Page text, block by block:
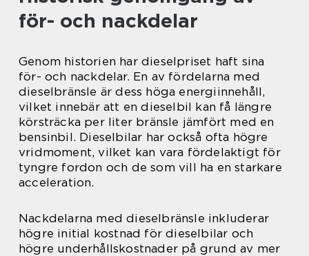
för- och nackdelar
Genom historien har dieselpriset haft sina
för- och nackdelar. En av fördelarna med
dieselbränsle är dess höga energiinnehåll,
vilket innebär att en dieselbil kan få längre
körsträcka per liter bränsle jämfört med en
bensinbil. Dieselbilar har också ofta högre
vridmoment, vilket kan vara fördelaktigt för
tyngre fordon och de som vill ha en starkare
acceleration.
Nackdelarna med dieselbränsle inkluderar
högre initial kostnad för dieselbilar och
högre underhållskostnader på grund av mer